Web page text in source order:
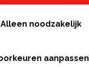
Alleen noodzakelijk
aanpassen
en -tips